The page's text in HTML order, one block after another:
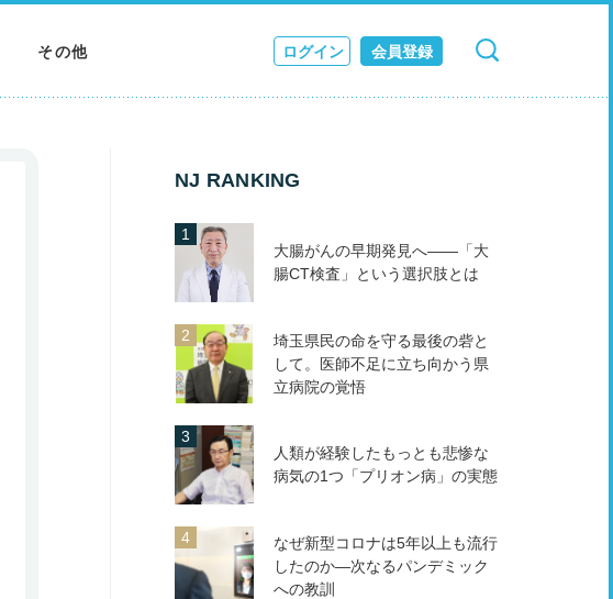
その他 ログイン 会員登録
検索 キャンセル
NJ RANKING
大腸がんの早期発見へ――「大
腸CT検査」という選択肢とは
埼玉県民の命を守る最後の砦と
して。医師不足に立ち向かう県
立病院の覚悟
人類が経験したもっとも悲惨な
病気の1つ「プリオン病」の実態
なぜ新型コロナは5年以上も流行
したのか―次なるパンデミック
への教訓